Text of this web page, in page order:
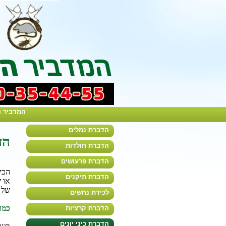
המדביר
הדברת נמלים
הדברת חולדות
הדברת פרעושים
הדברת תיקנים
לכידת נחשים
הדברת קרציות
הדברת כיני יונים
או
של